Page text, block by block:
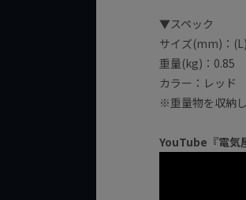
▼スペック
サイズ(mm)：
重量(kg)：0.85
カラー：レッド
※重量物を収納
YouTube『電